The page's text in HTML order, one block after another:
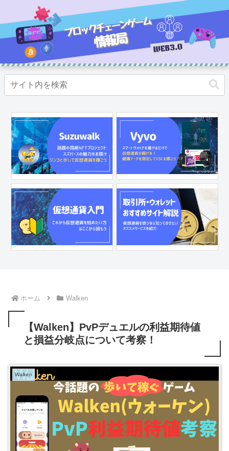
ホーム Walken
【Walken】PvPデュエルの利益期待値
と損益分岐点について考察！
Walken